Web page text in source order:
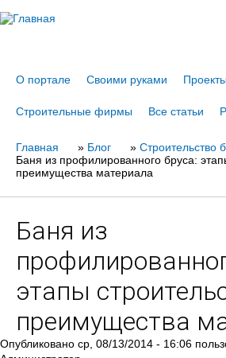
О портале Своими руками
Строительные фирмы Все статьи
Вы
здесь
Главная » Блог » Строительство
Баня из профилированного бруса:
преимущества материала
Баня из
этапы
преимущества
Опубликовано ср, 08/13/2014 - 16:06